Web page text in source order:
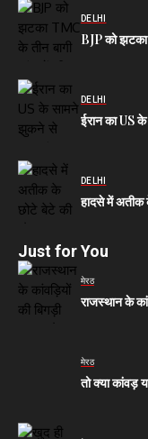
DELHI
BJP को झटका
DELHI
ईरान का US
DELHI
हादसे में अतीक
Just for You
मेरठ
राजस्थान के
मेरठ
तो क्या कांवड़